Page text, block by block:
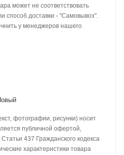
может не соответствовать
способ доставки - "Самовывоз".
у менеджеров нашего
фотографии, рисунки) носит
публичной офертой,
437 Гражданского кодекса
характеристики товара